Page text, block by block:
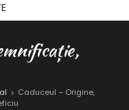
> Caduceul – Origine,